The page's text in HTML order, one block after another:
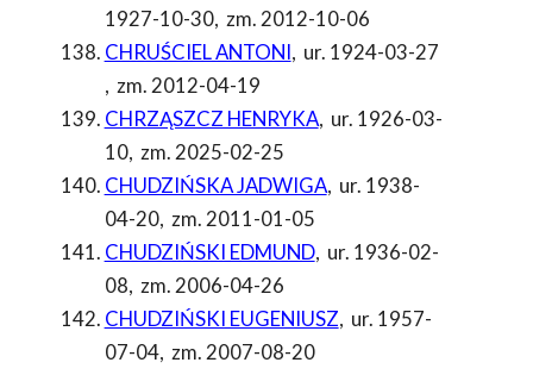
1927-10-30, zm. 2012-10-06
CHRUŚCIEL ANTONI, ur. 1924-03-27
, zm. 2012-04-19
CHRZĄSZCZ HENRYKA, ur. 1926-03-
10, zm. 2025-02-25
CHUDZIŃSKA JADWIGA, ur. 1938-
04-20, zm. 2011-01-05
CHUDZIŃSKI EDMUND, ur. 1936-02-
08, zm. 2006-04-26
CHUDZIŃSKI EUGENIUSZ, ur. 1957-
07-04, zm. 2007-08-20